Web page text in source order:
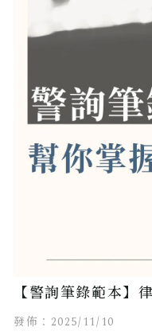
【警詢筆錄範本】
發佈：2025/11/10